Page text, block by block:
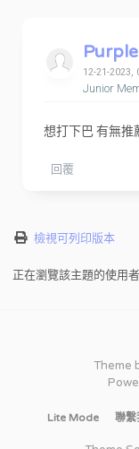
12-21-2023,
Junior
想打下巴 有無推
回覆
檢視可列印版本
正在瀏覽該主題的使用
Theme
Lite Mode 聯繫